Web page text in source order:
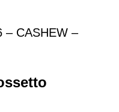
– CASHEW –